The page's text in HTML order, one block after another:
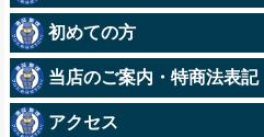
初めての方
当店のご案内・特商法表記
アクセス